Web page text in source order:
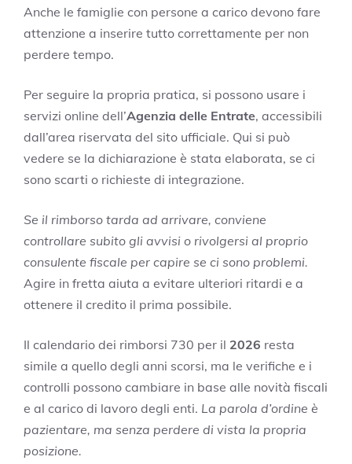
Anche le famiglie con persone a carico devono fare
attenzione a inserire tutto correttamente per non
perdere tempo.
Per seguire la propria pratica, si possono usare i
servizi online dell’Agenzia delle Entrate, accessibili
dall’area riservata del sito ufficiale. Qui si può
vedere se la dichiarazione è stata elaborata, se ci
sono scarti o richieste di integrazione.
Se il rimborso tarda ad arrivare, conviene
controllare subito gli avvisi o rivolgersi al proprio
consulente fiscale per capire se ci sono problemi.
Agire in fretta aiuta a evitare ulteriori ritardi e a
ottenere il credito il prima possibile.
Il calendario dei rimborsi 730 per il 2026 resta
simile a quello degli anni scorsi, ma le verifiche e i
controlli possono cambiare in base alle novità fiscali
e al carico di lavoro degli enti. La parola d’ordine è
pazientare, ma senza perdere di vista la propria
posizione.